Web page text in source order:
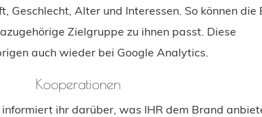
Geschlecht, Alter und Interessen. So können die
Zielgruppe zu ihnen passt. Diese
auch wieder bei Google Analytics.
Kooperationen
ihr darüber, was IHR dem Brand